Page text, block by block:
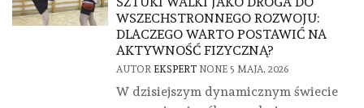
WSZECHSTRONNEGO ROZWOJU:
DLACZEGO WARTO POSTAWIĆ NA
AKTYWNOŚĆ FIZYCZNĄ?
AUTOR EKSPERT NONE 5 MAJA, 2026
W dzisiejszym dynamicznym świecie